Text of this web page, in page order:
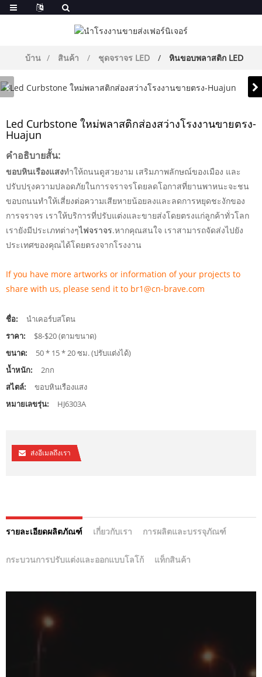
บ้าน สินค้า ชุดจราจร LED หินขอบพลาสติก LED
Led Curbstone ใหม่พลาสติกส่องสว่างโรงงานขายตรง-
Huajun
คำอธิบายสั้น:
ขอบหินเรืองแสงทำให้ถนนดูสวยงาม เสริมภาพลักษณ์ของเมือง และ
ปรับปรุงความปลอดภัยในการจราจรโดยลดโอกาสที่ยานพาหนะจะชน
ขอบถนนทำให้เสี่ยงต่อความเสียหายน้อยลงและลดการหยุดชะงักของ
การจราจร เราให้บริการที่ปรับแต่งและขายส่งโดยตรงแก่ลูกค้าทั่วโลก
เรายังมีประเภทต่างๆไฟจราจร.หากคุณสนใจ เราสามารถจัดส่งไปยัง
ประเทศของคุณได้โดยตรงจากโรงงาน
If you have more artworks or information of your projects to
share with us, please send it to br1@cn-brave.com
ชื่อ:
นำเคอร์บสโตน
ราคา:
$8-$20 (ตามขนาด)
ขนาด:
50 * 15 * 20 ซม. (ปรับแต่งได้)
น้ำหนัก:
2กก
สไตล์:
ขอบหินเรืองแสง
หมายเลขรุ่น:
HJ6303A
ส่งอีเมลถึงเรา
รายละเอียดผลิตภัณฑ์ เกี่ยวกับเรา การผลิตและบรรจุภัณฑ์
กระบวนการปรับแต่งและออกแบบโลโก้ แท็กสินค้า